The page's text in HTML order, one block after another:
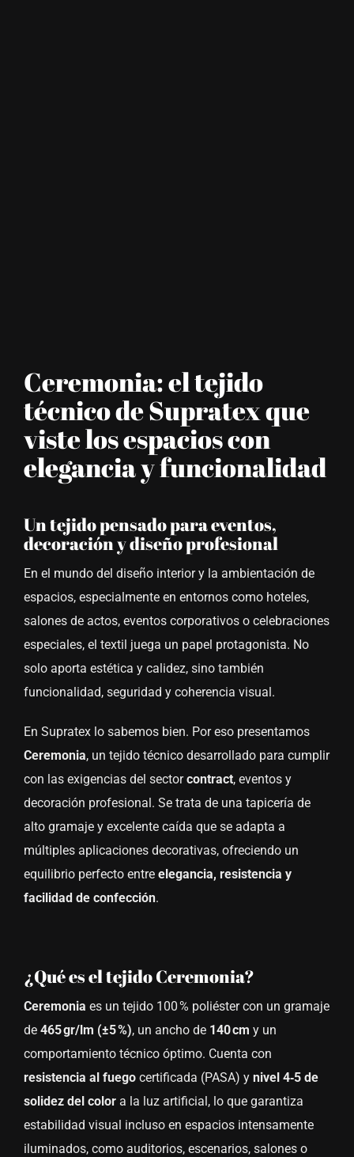
Ceremonia: el tejido
técnico de Supratex que
viste los espacios con
elegancia y funcionalidad
Un tejido pensado para eventos,
decoración y diseño profesional
En el mundo del diseño interior y la ambientación de
espacios, especialmente en entornos como hoteles,
salones de actos, eventos corporativos o celebraciones
especiales, el textil juega un papel protagonista. No
solo aporta estética y calidez, sino también
funcionalidad, seguridad y coherencia visual.
En Supratex lo sabemos bien. Por eso presentamos
Ceremonia, un tejido técnico desarrollado para cumplir
con las exigencias del sectorcontract, eventos y
decoración profesional. Se trata de una tapicería de
alto gramaje y excelente caída que se adapta a
múltiples aplicaciones decorativas, ofreciendo un
equilibrio perfecto entre elegancia, resistencia y
facilidad de confección.
¿Qué es el tejido Ceremonia?
Ceremonia es un tejido 100 % poliéster con un gramaje
de 465 gr/lm (±5 %), un ancho de 140 cm y un
comportamiento técnico óptimo. Cuenta con
resistencia al fuegocertificada (PASA) y nivel 4‑5 de
solidez del colora la luz artificial, lo que garantiza
estabilidad visual incluso en espacios intensamente
iluminados, como auditorios, escenarios, salones o